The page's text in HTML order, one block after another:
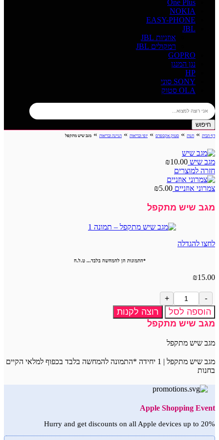
One Plus
NOKIA
EASY-PHONE
JBL
אוזניות JBL
רמקולים JBL
GOPRO
נגן המנגן
HP
SONY סוני
OLA סטוק
חיפוש
דף הבית » חנות » סטוק אקספרס » יופי ובריאות » הגיינה ובריאות » מגב שיש מתקפל
מגב שיש ₪10.00
חזרה למוצרים
צמרוני אוזניים ₪5.00
מגב שיש מתקפל
לחצו להגדלה
*התמונות הן להמחשה בלבד... ט.ל.ח
₪15.00
כמות
של
מגב
שיש
הוספה לסל
רוצה לקנות
מגב שיש מתקפל
מגב שיש מתקפל
מגב שיש מתקפל | 1 יחידה *התמונה להמחשה בלבד בכפוף למלאי הקיים
בחנות
Apple Shopping Event
Hurry and get discounts on all Apple devices up to 20%